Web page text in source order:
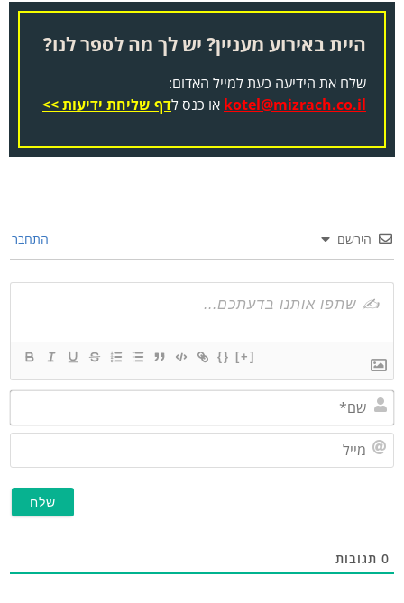
היית באירוע מעניין? יש לך מה לספר לנו?
שלח את הידיעה כעת למייל האדום:
kotel@mizrach.co.ilאו כנס לדף שליחת ידיעות >>
הירשם התחבר
{}
שם*
מייל
תגובות